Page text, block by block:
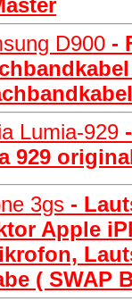
D900 -
Lumia-929
929
3gs -
Apple
( SWAP